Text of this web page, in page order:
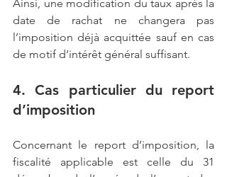
Ainsi, une modification du taux après la
date de rachat ne changera pas
l’imposition déjà acquittée sauf en cas
de motif d’intérêt général suffisant.
4. Cas particulier du report
d’imposition
Concernant le report d’imposition, la
fiscalité applicable est celle du 31